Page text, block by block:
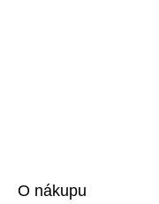
O nákupu